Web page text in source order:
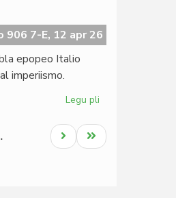
906 7-E, 12 apr 26
epopeo Italio
imperiismo.
Legu pli
"risorgimento"
al
Last
page
Next
page